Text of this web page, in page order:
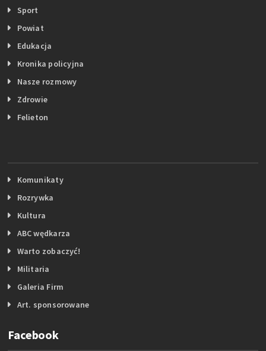
Sport
Powiat
Edukacja
Kronika policyjna
Nasze rozmowy
Zdrowie
Felieton
Komunikaty
Rozrywka
Kultura
ABC wędkarza
Warto zobaczyć!
Militaria
Galeria Firm
Art. sponsorowane
Facebook